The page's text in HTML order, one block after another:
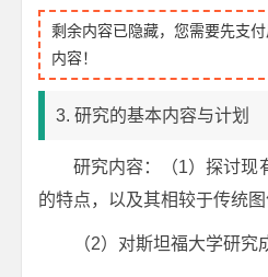
剩余内容已隐藏，您需要先支
内容！
3. 研究的基本内容与计划
研究内容：（1）探讨现
的特点，以及其相较于传统图
（2）对斯坦福大学研究